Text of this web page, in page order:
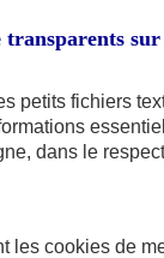
petits fichiers
dans le
les cookies de